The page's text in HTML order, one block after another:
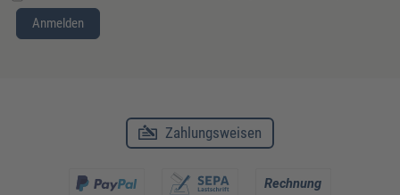
Anmelden
Zahlungsweisen